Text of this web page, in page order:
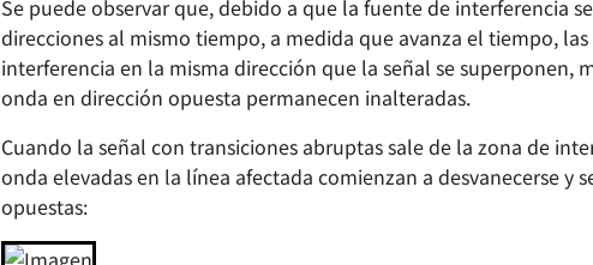
Se puede observar que, debido a que la fuente de interferencia
direcciones al mismo tiempo, a medida que avanza el tiempo,
interferencia en la misma dirección que la señal se superponen,
onda en dirección opuesta permanecen inalteradas.
Cuando la señal con transiciones abruptas sale de la zona de
onda elevadas en la línea afectada comienzan a desvanecerse y
opuestas: